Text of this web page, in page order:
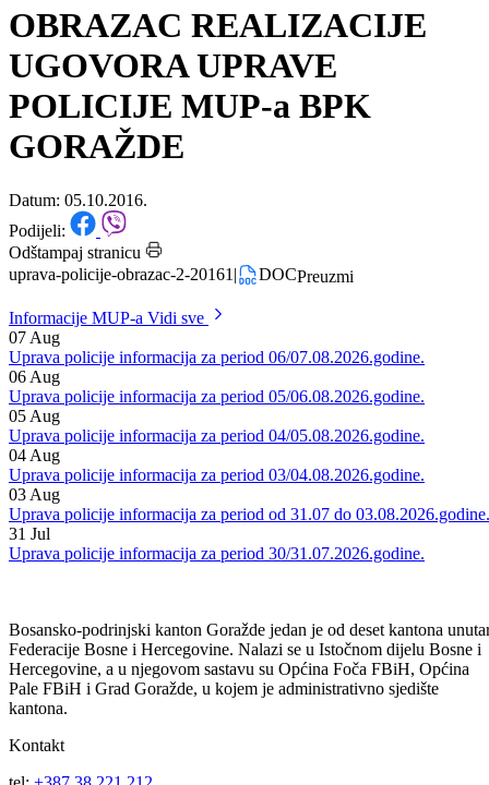
Početna /Informacije MUP-a
OBRAZAC REALIZACIJE
UGOVORA UPRAVE
POLICIJE MUP-a BPK
GORAŽDE
Datum: 05.10.2016.
Podijeli:
Odštampaj stranicu
uprava-policije-obrazac-2-20161
Informacije MUP-a
07Aug
Uprava policije informacija za period 06/07.08.2026.godine.
06Aug
Uprava policije informacija za period 05/06.08.2026.godine.
05Aug
Uprava policije informacija za period 04/05.08.2026.godine.
04Aug
Uprava policije informacija za period 03/04.08.2026.godine.
03Aug